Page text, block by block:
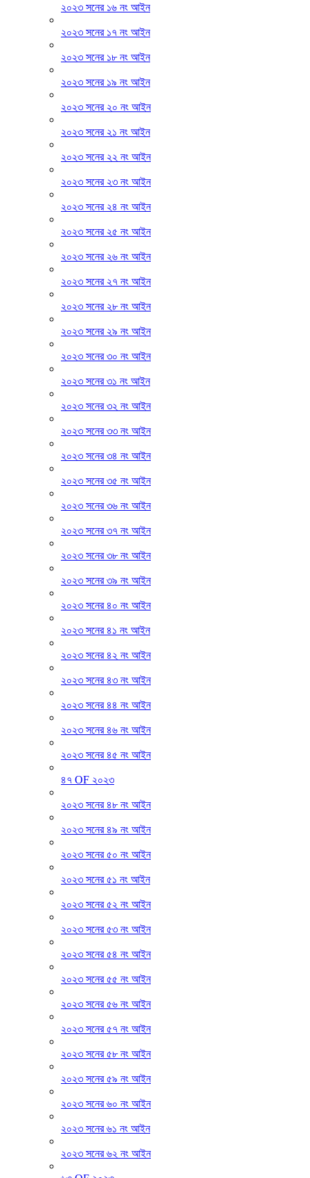
২০২৩ সনের ১৬ নং আইন
২০২৩ সনের ১৭ নং আইন
২০২৩ সনের ১৮ নং আইন
২০২৩ সনের ১৯ নং আইন
২০২৩ সনের ২০ নং আইন
২০২৩ সনের ২১ নং আইন
২০২৩ সনের ২২ নং আইন
২০২৩ সনের ২৩ নং আইন
২০২৩ সনের ২৪ নং আইন
২০২৩ সনের ২৫ নং আইন
২০২৩ সনের ২৬ নং আইন
২০২৩ সনের ২৭ নং আইন
২০২৩ সনের ২৮ নং আইন
২০২৩ সনের ২৯ নং আইন
২০২৩ সনের ৩০ নং আইন
২০২৩ সনের ৩১ নং আইন
২০২৩ সনের ৩২ নং আইন
২০২৩ সনের ৩৩ নং আইন
২০২৩ সনের ৩৪ নং আইন
২০২৩ সনের ৩৫ নং আইন
২০২৩ সনের ৩৬ নং আইন
২০২৩ সনের ৩৭ নং আইন
২০২৩ সনের ৩৮ নং আইন
২০২৩ সনের ৩৯ নং আইন
২০২৩ সনের ৪০ নং আইন
২০২৩ সনের ৪১ নং আইন
২০২৩ সনের ৪২ নং আইন
২০২৩ সনের ৪৩ নং আইন
২০২৩ সনের ৪৪ নং আইন
২০২৩ সনের ৪৬ নং আইন
২০২৩ সনের ৪৫ নং আইন
৪৭ OF ২০২৩
২০২৩ সনের ৪৮ নং আইন
২০২৩ সনের ৪৯ নং আইন
২০২৩ সনের ৫০ নং আইন
২০২৩ সনের ৫১ নং আইন
২০২৩ সনের ৫২ নং আইন
২০২৩ সনের ৫৩ নং আইন
২০২৩ সনের ৫৪ নং আইন
২০২৩ সনের ৫৫ নং আইন
২০২৩ সনের ৫৬ নং আইন
২০২৩ সনের ৫৭ নং আইন
২০২৩ সনের ৫৮ নং আইন
২০২৩ সনের ৫৯ নং আইন
২০২৩ সনের ৬০ নং আইন
২০২৩ সনের ৬১ নং আইন
২০২৩ সনের ৬২ নং আইন